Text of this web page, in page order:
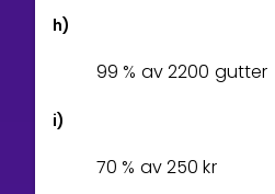
h)
99 % av 2200 gutter
i)
70 % av250 kr